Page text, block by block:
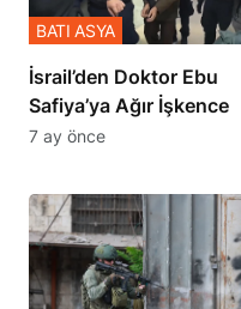
İsrail’den Doktor Ebu
Safiya’ya Ağır İşkence
BATI ASYA
7 ay önce